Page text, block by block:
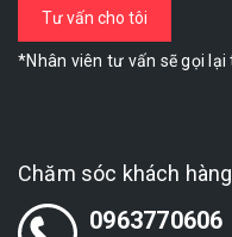
*Nhân viên tư vấn sẽ gọi
Chăm sóc khách hàng
0963770606